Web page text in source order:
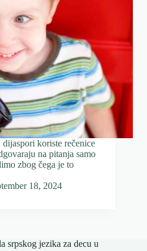
koriste rečenice
na pitanja samo
zbog čega je to
18, 2024
srpskog jezika za decu u